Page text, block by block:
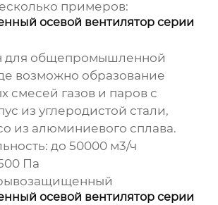
примеров:
осевой вентилятор серии
для общепромышленной
возможно образование
смесей газов и паров с
из углеродистой стали,
из алюминиевого сплава.
до 50000 м3/ч
Па
осевой вентилятор серии